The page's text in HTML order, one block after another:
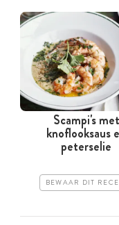
Scampi's met
knoflooksaus
peterselie
BEWAAR DIT